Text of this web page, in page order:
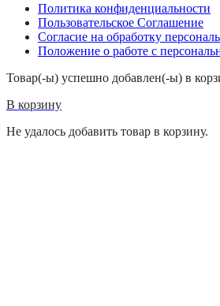
Политика конфиденциальности
Пользовательское Соглашение
Согласие на обработку
Положение о работе с
Товар(-ы) успешно добавлен(-ы) в
В корзину
Не удалось добавить товар в корзину.